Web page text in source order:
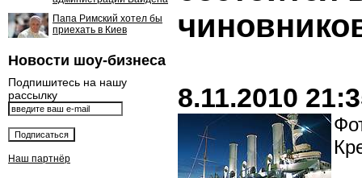
Папа Римский хотел бы
приехать в Киев
Новости шоу-бизнеса
Подпишитесь на нашу
рассылку
Наш партнёр
8.11.2010